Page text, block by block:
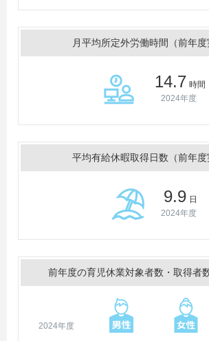
月平均所定外労働時間（前年度
14.7 時間
2024年度
平均有給休暇取得日数（前年度
9.9 日
2024年度
前年度の育児休業対象者数・取得者
2024年度